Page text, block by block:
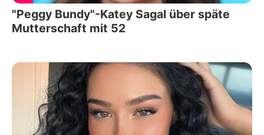
"Peggy Bundy"-Katey Sagal über späte
Mutterschaft mit 52